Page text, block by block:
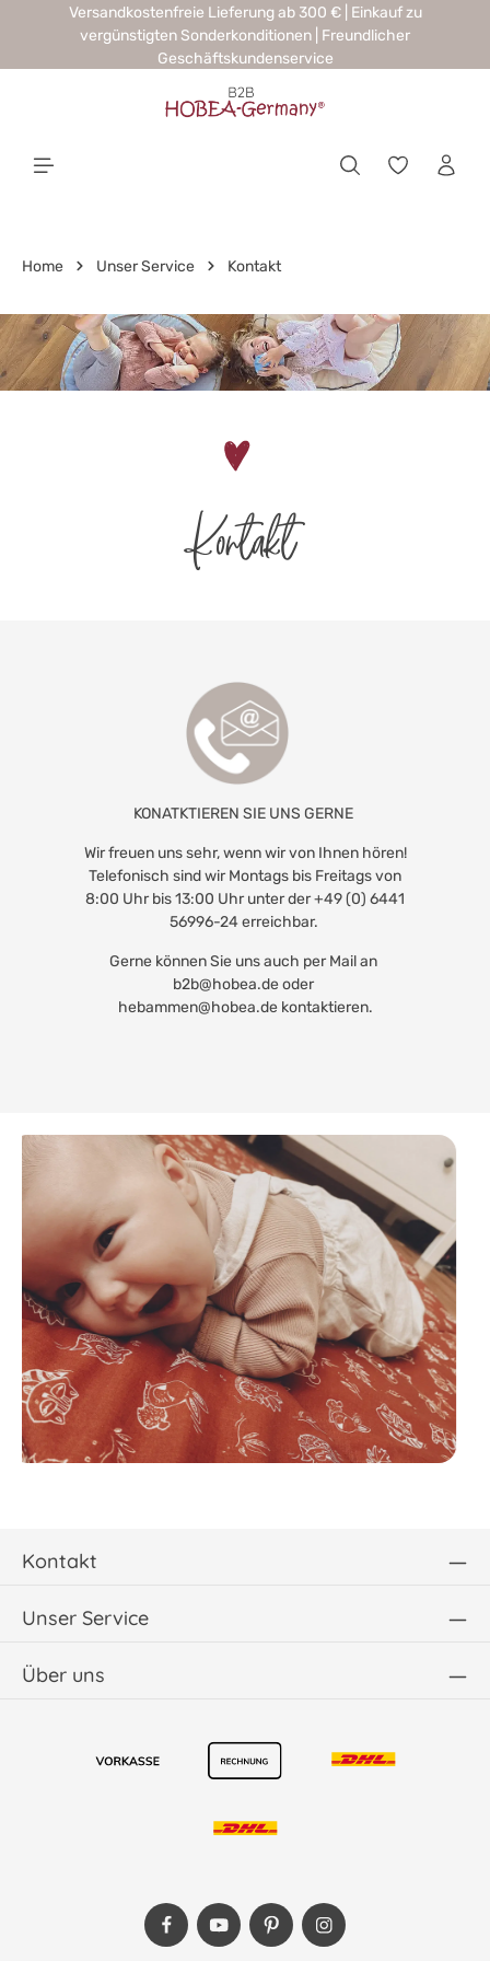
springen
Versandkostenfreie Lieferung ab 300 € | Einkauf zu
vergünstigten Sonderkonditionen | Freundlicher
Geschäftskundenservice
Home Unser Service Kontakt
Kontakt
KONATKTIEREN SIE UNS GERNE
Wir freuen uns sehr, wenn wir von Ihnen hören!
Telefonisch sind wir Montags bis Freitags von
8:00 Uhr bis 13:00 Uhr unter der +49 (0) 6441
56996-24 erreichbar.
Gerne können Sie uns auch per Mail an
b2b@hobea.de oder
hebammen@hobea.de kontaktieren.
Kontakt
Unser Service
Über uns